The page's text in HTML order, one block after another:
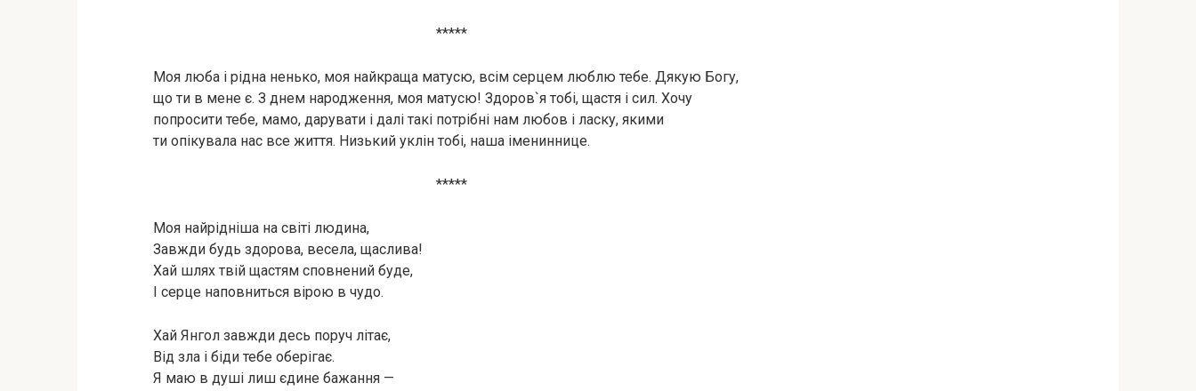
*****
Моя люба і рідна ненько, моя найкраща матусю, всім серцем люблю тебе. Дякую Богу,
що ти в мене є. З днем народження, моя матусю! Здоров`я тобі, щастя і сил. Хочу
попросити тебе, мамо, дарувати і далі такі потрібні нам любов і ласку, якими
ти опікувала нас все життя. Низький уклін тобі, наша імениннице.
*****
Моя найрідніша на світі людина,
Завжди будь здорова, весела, щаслива!
Хай шлях твій щастям сповнений буде,
І серце наповниться вірою в чудо.
Хай Янгол завжди десь поруч літає,
Від зла і біди тебе оберігає.
Я маю в душі лиш єдине бажання —